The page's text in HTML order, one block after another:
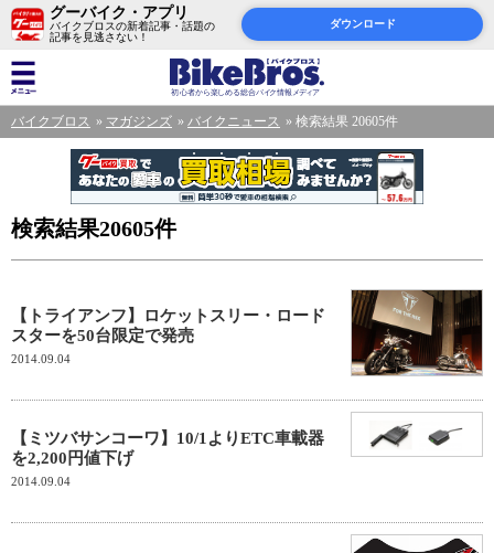
グーバイク・アプリ
バイクブロスの新着記事・話題の
記事を見逃さない！
ダウンロード
バイクブロス マガジンズ バイクニュース 検索結果 20605件
検索結果20605件
【トライアンフ】ロケットスリー・ロード
スターを50台限定で発売
2014.09.04
【ミツバサンコーワ】10/1よりETC車載器
を2,200円値下げ
2014.09.04